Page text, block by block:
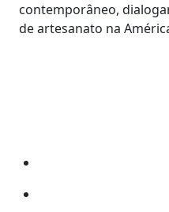
contemporâneo,
de artesanato na